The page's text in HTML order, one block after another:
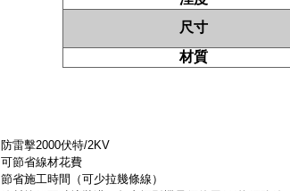
尺寸
材質
防雷擊2000伏特/2KV
可節省線材花費
節省施工時間（可少拉幾條線）